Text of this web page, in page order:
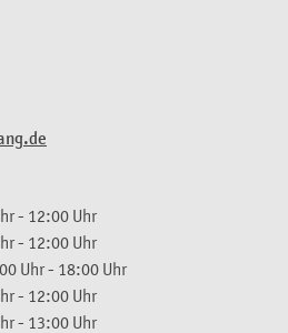
- 12:00 Uhr
- 12:00 Uhr
Uhr- 18:00 Uhr
- 12:00 Uhr
- 13:00 Uhr